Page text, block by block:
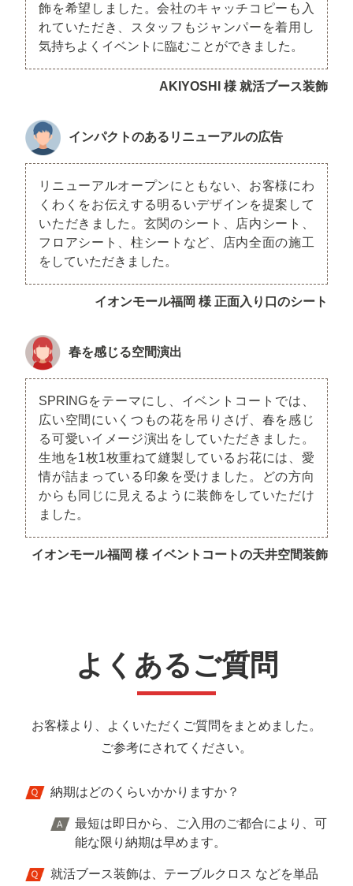
飾を希望しました。会社のキャッチコピーも入
れていただき、スタッフもジャンパーを着用し
気持ちよくイベントに臨むことができました。
AKIYOSHI 様 就活ブース装飾
インパクトのあるリニューアルの広告
リニューアルオープンにともない、お客様にわ
くわくをお伝えする明るいデザインを提案して
いただきました。玄関のシート、店内シート、
フロアシート、柱シートなど、店内全面の施工
をしていただきました。
イオンモール福岡 様 正面入り口のシート
春を感じる空間演出
SPRINGをテーマにし、イベントコートでは、
広い空間にいくつもの花を吊りさげ、春を感じ
る可愛いイメージ演出をしていただきました。
生地を1枚1枚重ねて縫製しているお花には、愛
情が詰まっている印象を受けました。どの方向
からも同じに見えるように装飾をしていただけ
ました。
イオンモール福岡 様 イベントコートの天井空間装飾
よくあるご質問
お客様より、よくいただくご質問をまとめました。
ご参考にされてください。
納期はどのくらいかかりますか？
最短は即日から、ご入用のご都合により、可
能な限り納期は早めます。
就活ブース装飾は、テーブルクロス などを単品